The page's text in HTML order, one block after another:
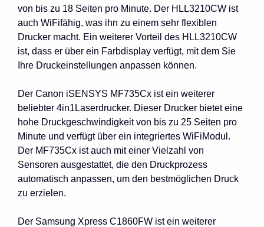
von bis zu 18 Seiten pro Minute. Der HLL3210CW ist
auch WiFifähig, was ihn zu einem sehr flexiblen
Drucker macht. Ein weiterer Vorteil des HLL3210CW
ist, dass er über ein Farbdisplay verfügt, mit dem Sie
Ihre Druckeinstellungen anpassen können.
Der Canon iSENSYS MF735Cx ist ein weiterer
beliebter 4in1Laserdrucker. Dieser Drucker bietet eine
hohe Druckgeschwindigkeit von bis zu 25 Seiten pro
Minute und verfügt über ein integriertes WiFiModul.
Der MF735Cx ist auch mit einer Vielzahl von
Sensoren ausgestattet, die den Druckprozess
automatisch anpassen, um den bestmöglichen Druck
zu erzielen.
Der Samsung Xpress C1860FW ist ein weiterer